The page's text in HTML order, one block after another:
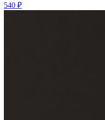
540 ₽